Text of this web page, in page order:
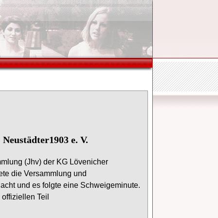
Neustädter1903 e. V.
(Jhv) der KG Lövenicher
die Versammlung und
und es folgte eine Schweigeminute.
Teil